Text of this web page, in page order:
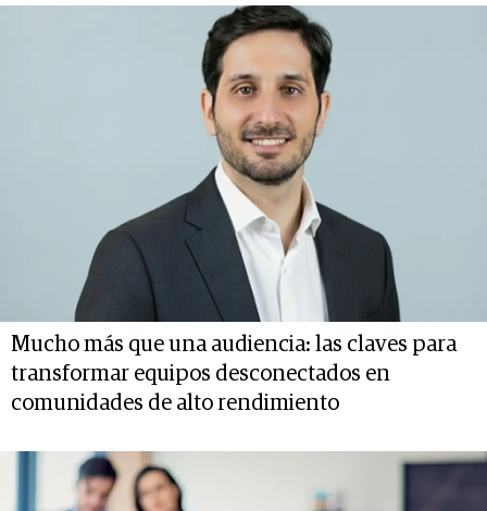
Mucho más que una audiencia: las claves para
transformar equipos desconectados en
comunidades de alto rendimiento